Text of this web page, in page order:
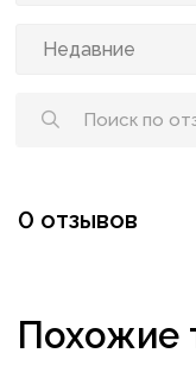
0 отзывов
Похожие